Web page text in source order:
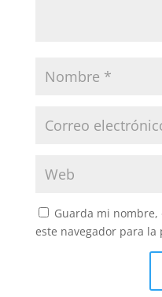
Guarda mi
este navegador para la